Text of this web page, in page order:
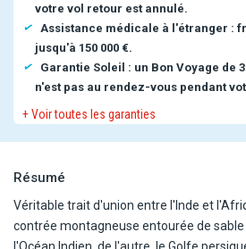
votre vol retour est annulé.
Assistance médicale à l'étranger :
jusqu'à 150 000 €.
Garantie Soleil : un Bon Voyage de
n'est pas au rendez-vous pendant
+ Voir toutes les garanties
Résumé
Véritable trait d'union entre l'Inde et
contrée montagneuse entourée de sable
l'Océan Indien, de l'autre, le Golfe